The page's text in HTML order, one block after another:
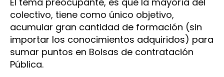
colectivo, tiene como único objetivo,
acumular gran cantidad de formación (sin
importar los conocimientos adquiridos) para
sumar puntos en Bolsas de contratación
Pública.